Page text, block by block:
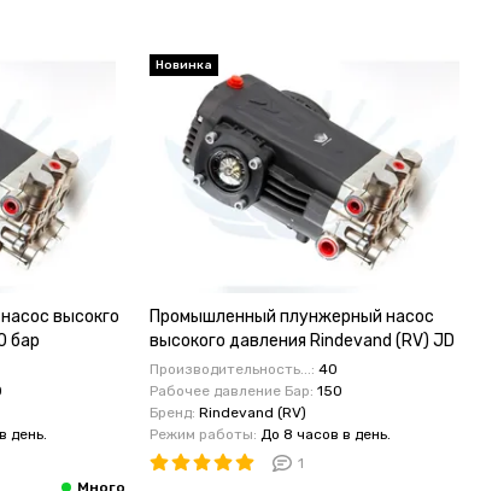
высокго
бар
день.
Новинка
Промышленный плунжерный насос
высокого давления Rindevand (RV) JD
4015 : 40 л/мин, 150 бар, 1450 об/мин
Производительность...: 40
Рабочее давление Бар: 150
Бренд: Rindevand (RV)
Режим работы: До 8 часов в день.
1